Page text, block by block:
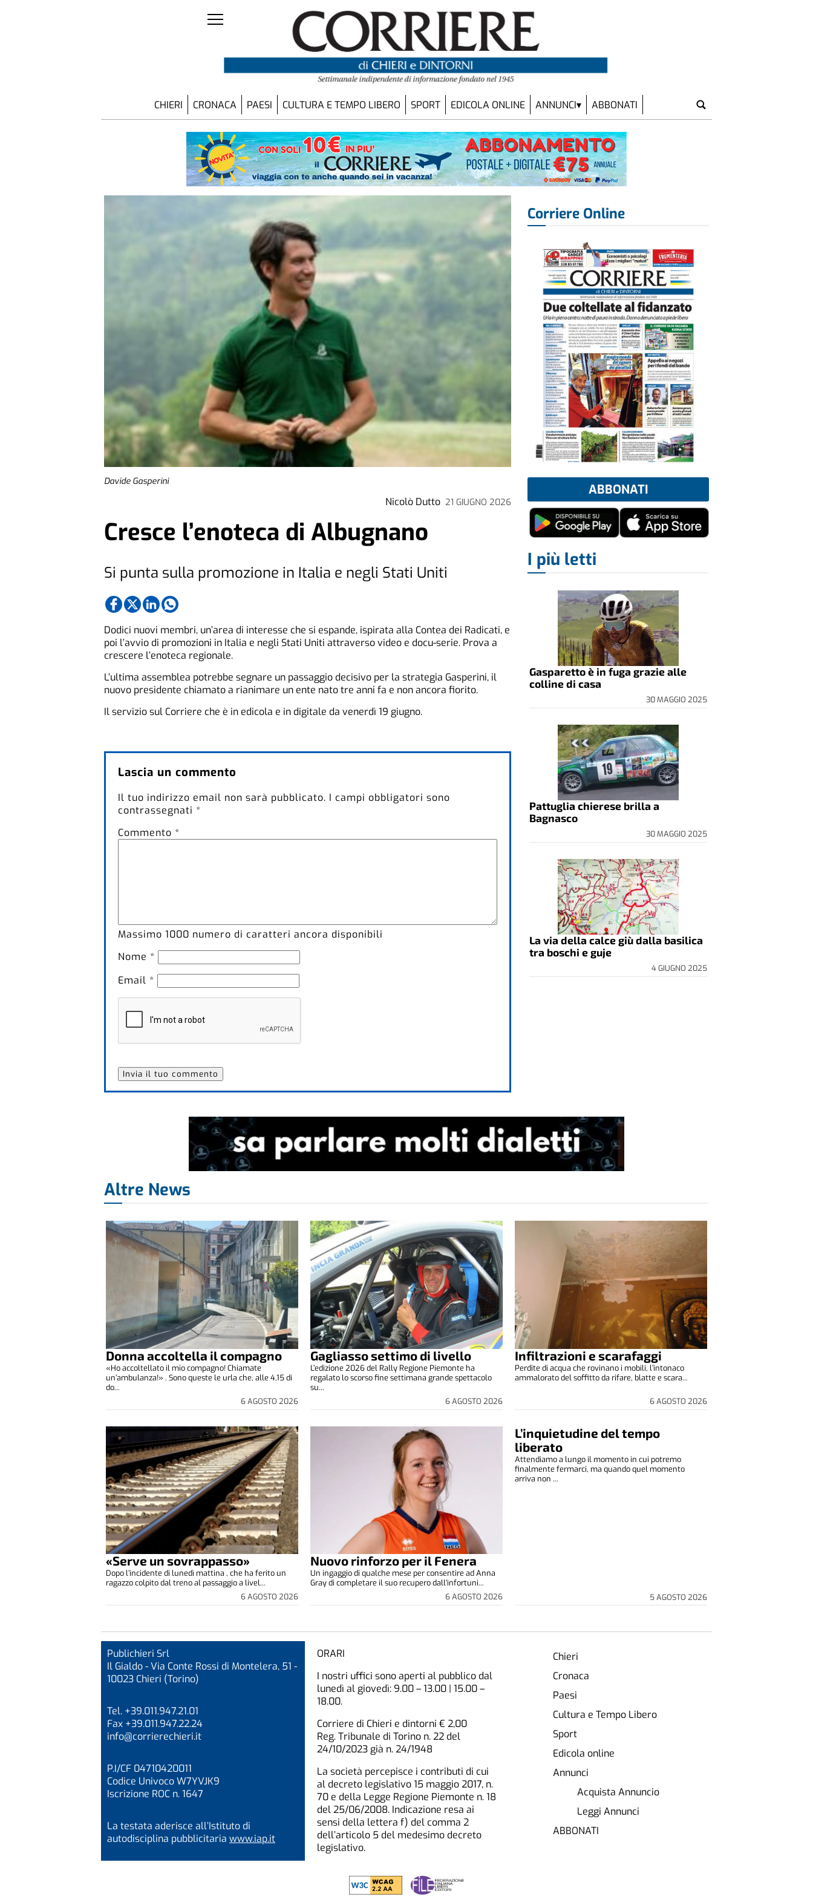
CHIERI CRONACA PAESI CULTURA E TEMPO LIBERO SPORT EDICOLA ONLINE ANNUNCI ABBONATI
Davide Gasperini
Nicolò Dutto 21 GIUGNO 2026
Cresce l’enoteca di Albugnano
Si punta sulla promozione in Italia e negli Stati Uniti
Dodici nuovi membri, un’area di interesse che si espande, ispirata alla Contea dei Radicati, e
poi l’avvio di promozioni in Italia e negli Stati Uniti attraverso video e docu-serie. Prova a
crescere l’enoteca regionale.
L’ultima assemblea potrebbe segnare un passaggio decisivo per la strategia Gasperini, il
nuovo presidente chiamato a rianimare un ente nato tre anni fa e non ancora fiorito.
Il servizio sul Corriere che è in edicola e in digitale da venerdì 19 giugno.
Lascia un commento
Il tuo indirizzo email non sarà pubblicato. I campi obbligatori sono
contrassegnati *
Commento *
Massimo 1000 numero di caratteri ancora disponibili
Nome *
Email *
Corriere Online
ABBONATI
I più letti
Gasparetto è in fuga grazie alle
colline di casa
30 MAGGIO 2025
Pattuglia chierese brilla a
Bagnasco
30 MAGGIO 2025
La via della calce giù dalla basilica
tra boschi e guje
4 GIUGNO 2025
Altre News
Donna accoltella il compagno
6 AGOSTO 2026
«Ho accoltellato il mio compagno! Chiamate
un’ambulanza!» . Sono queste le urla che, alle 4,15 di
do...
Gagliasso settimo di livello
6 AGOSTO 2026
L’edizione 2026 del Rally Regione Piemonte ha
regalato lo scorso fine settimana grande spettacolo
su...
Infiltrazioni e scarafaggi
6 AGOSTO 2026
Perdite di acqua che rovinano i mobili, l’intonaco
ammalorato del soffitto da rifare, blatte e scara...
«Serve un sovrappasso»
6 AGOSTO 2026
Dopo l’incidente di lunedì mattina , che ha ferito un
ragazzo colpito dal treno al passaggio a livel...
Nuovo rinforzo per il Fenera
6 AGOSTO 2026
Un ingaggio di qualche mese per consentire ad Anna
Gray di completare il suo recupero dall'infortuni...
L’inquietudine del tempo
liberato
5 AGOSTO 2026
Attendiamo a lungo il momento in cui potremo
finalmente fermarci, ma quando quel momento
arriva non ...
Publichieri Srl
Il Gialdo - Via Conte Rossi di Montelera, 51 -
10023 Chieri (Torino)
Tel. +39.011.947.21.01
Fax +39.011.947.22.24
info@corrierechieri.it
P.I/CF 04710420011
Codice Univoco W7YVJK9
Iscrizione ROC n. 1647
La testata aderisce all’Istituto di
autodisciplina pubblicitaria www.iap.it
ORARI
I nostri uffici sono aperti al pubblico dal
lunedì al giovedì: 9.00 – 13.00 | 15.00 –
18.00.
Corriere di Chieri e dintorni € 2,00
Reg. Tribunale di Torino n. 22 del
24/10/2023 già n. 24/1948
La società percepisce i contributi di cui
al decreto legislativo 15 maggio 2017, n.
70 e della Legge Regione Piemonte n. 18
del 25/06/2008. Indicazione resa ai
sensi della lettera f) del comma 2
dell’articolo 5 del medesimo decreto
legislativo.
Chieri
Cronaca
Paesi
Cultura e Tempo Libero
Sport
Edicola online
Annunci
Acquista Annuncio
Leggi Annunci
ABBONATI